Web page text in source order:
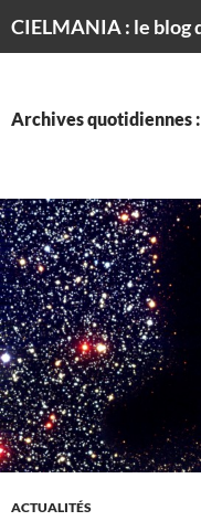
Archives quotidiennes :
ACTUALITÉS